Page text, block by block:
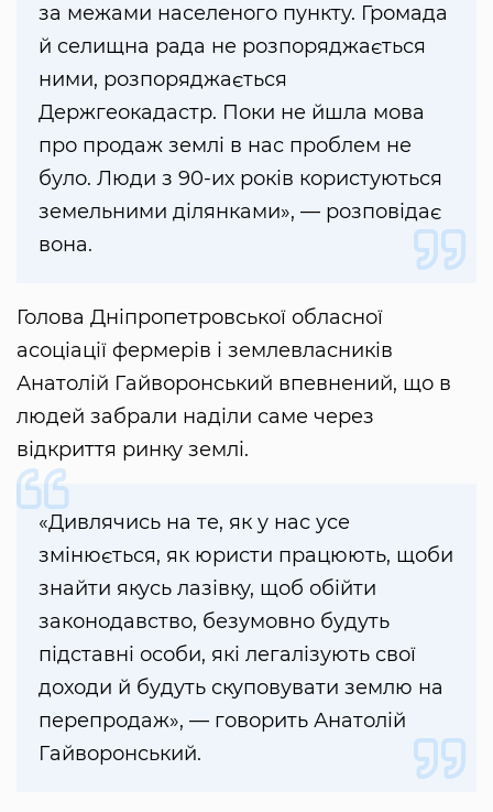
за межами населеного пункту. Громада
й селищна рада не розпоряджається
ними, розпоряджається
Держгеокадастр. Поки не йшла мова
про продаж землі в нас проблем не
було. Люди з 90-их років користуються
земельними ділянками», — розповідає
вона.
Голова Дніпропетровської обласної
асоціації фермерів і землевласників
Анатолій Гайворонський впевнений, що в
людей забрали наділи саме через
відкриття ринку землі.
«Дивлячись на те, як у нас усе
змінюється, як юристи працюють, щоби
знайти якусь лазівку, щоб обійти
законодавство, безумовно будуть
підставні особи, які легалізують свої
доходи й будуть скуповувати землю на
перепродаж», — говорить Анатолій
Гайворонський.